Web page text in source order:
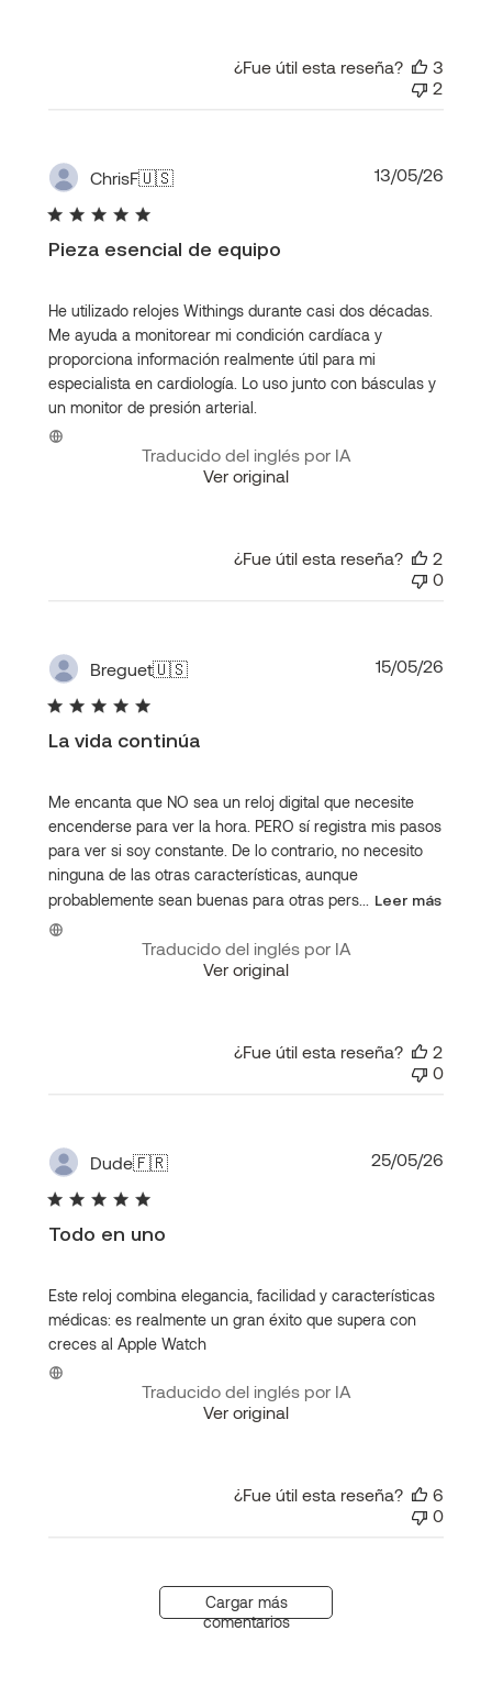
¿Fue útil esta reseña?
3
2
ChrisF🇺🇸
Pieza esencial de equipo
He utilizado relojes Withings durante casi dos décadas.
Me ayuda a monitorear mi condición cardíaca y
proporciona información realmente útil para mi
especialista en cardiología. Lo uso junto con básculas y
un monitor de presión arterial.
Traducido del inglés por IA
Ver original
13/05/26
¿Fue útil esta reseña?
2
0
Breguet🇺🇸
La vida continúa
Me encanta que NO sea un reloj digital que necesite
encenderse para ver la hora. PERO sí registra mis pasos
para ver si soy constante. De lo contrario, no necesito
ninguna de las otras características, aunque
probablemente sean buenas para otras pers...
Leer más
Traducido del inglés por IA
Ver original
15/05/26
¿Fue útil esta reseña?
2
0
Dude🇫🇷
Todo en uno
Este reloj combina elegancia, facilidad y características
médicas: es realmente un gran éxito que supera con
creces al Apple Watch
Traducido del inglés por IA
Ver original
25/05/26
¿Fue útil esta reseña?
6
0
Cargar más
comentarios